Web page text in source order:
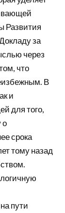
Развития
за
через
что
В
и
для того,
о
срока
тому назад
пути